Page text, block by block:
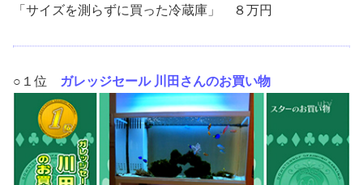
「サイズを測らずに買った冷蔵庫」 ８万円
○１位 ガレッジセール 川田さんのお買い物